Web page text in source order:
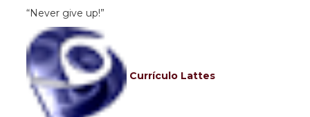
“Never give up!”
Currículo Lattes